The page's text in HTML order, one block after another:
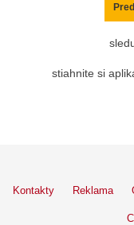
stiahnite si
Kontakty Reklama